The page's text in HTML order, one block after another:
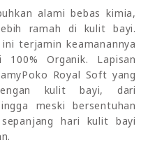
alami bebas kimia,
ramah di kulit bayi.
terjamin keamanannya
Organik. Lapisan
Royal Soft yang
kulit bayi, dari
meski bersentuhan
hari kulit bayi